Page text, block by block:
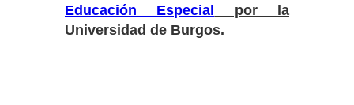
Educación Especial por la
Universidad de Burgos.